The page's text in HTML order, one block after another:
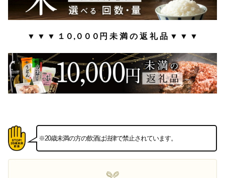
▼ ▼ ▼ １０,０００円 未 満 の 返 礼 品 ▼ ▼ ▼
※20歳未満の方の飲酒は法律で禁止されています。